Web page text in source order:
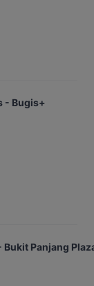
- Bugis+
Bukit Panjang